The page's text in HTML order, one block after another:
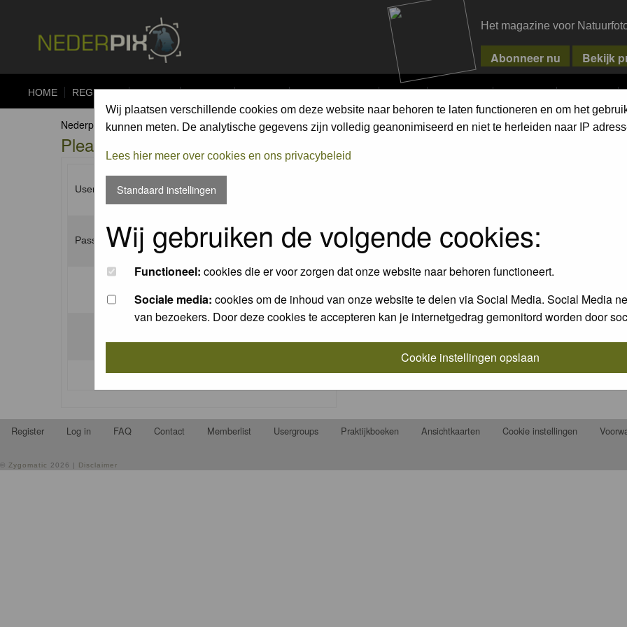
Het magazine voor
HOME REGISTER FORUM UPLOAD ALBUMS COMPETITIONS PIXPAS MAGAZINE WEBSHOP CONTACT
Wij plaatsen verschillende cookies om deze website naar behoren te laten functioneren en om het
kunnen meten. De analytische gegevens zijn volledig geanonimiseerd en niet te herleiden naar IP
Lees hier meer over cookies en ons privacybeleid
Standaard instellingen
Wij gebruiken de volgende cookies:
Functioneel: cookies die er voor zorgen dat onze website naar behoren functioneert.
Sociale media: cookies om de inhoud van onze website te delen via Social Media. Social Media
van bezoekers. Door deze cookies te accepteren kan je internetgedrag gemonitord worden door
Cookie instellingen opslaan
Nederpix.nl Forum Index
Please enter your username and password to log in.
Username:
Password:
I forgot my password
Register Log in FAQ Contact Memberlist Usergroups Praktijkboeken Ansichtkaarten Cookie instellingen
© Zygomatic 2026 | Disclaimer